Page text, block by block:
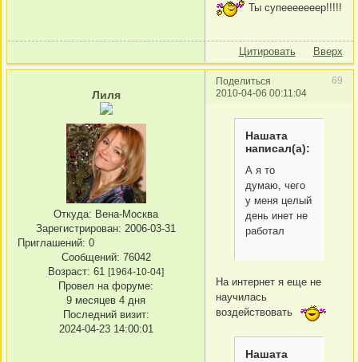
Ты супееееееер!!!!!
Цитировать Вверх
Поделиться
69
2010-04-06 00:11:04
Лиля
Откуда: Вена-Москва
Зарегистрирован: 2006-03-31
Приглашений: 0
Сообщений: 76042
Возраст: 61 [1964-10-04]
Провел на форуме:
9 месяцев 4 дня
Последний визит:
2024-04-23 14:00:01
Нашата
написал(а):
А я то
думаю, чего
у меня целый
день инет не
работал
На интернет я еще не
научилась
воздействовать
Нашата